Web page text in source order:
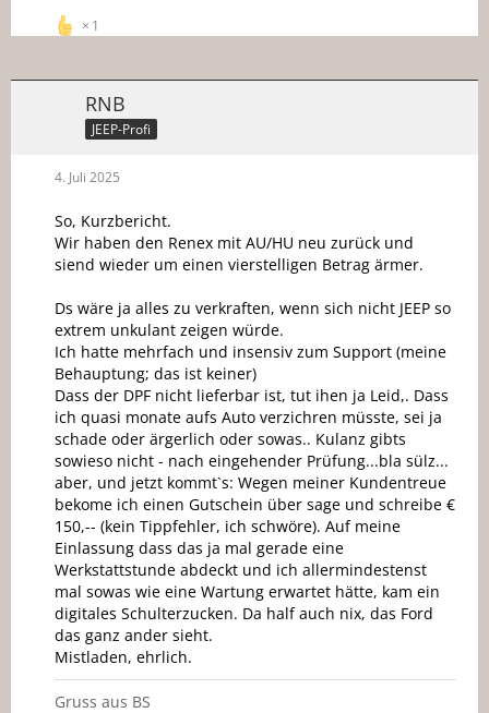
1
RNB
JEEP-Profi
4. Juli 2025
So, Kurzbericht.
Wir haben den Renex mit AU/HU neu zurück und
siend wieder um einen vierstelligen Betrag ärmer.
Ds wäre ja alles zu verkraften, wenn sich nicht JEEP so
extrem unkulant zeigen würde.
Ich hatte mehrfach und insensiv zum Support (meine
Behauptung; das ist keiner)
Dass der DPF nicht lieferbar ist, tut ihen ja Leid,. Dass
ich quasi monate aufs Auto verzichren müsste, sei ja
schade oder ärgerlich oder sowas.. Kulanz gibts
sowieso nicht - nach eingehender Prüfung...bla sülz...
aber, und jetzt kommt`s: Wegen meiner Kundentreue
bekome ich einen Gutschein über sage und schreibe €
150,-- (kein Tippfehler, ich schwöre). Auf meine
Einlassung dass das ja mal gerade eine
Werkstattstunde abdeckt und ich allermindestenst
mal sowas wie eine Wartung erwartet hätte, kam ein
digitales Schulterzucken. Da half auch nix, das Ford
das ganz ander sieht.
Mistladen, ehrlich.
Gruss aus BS